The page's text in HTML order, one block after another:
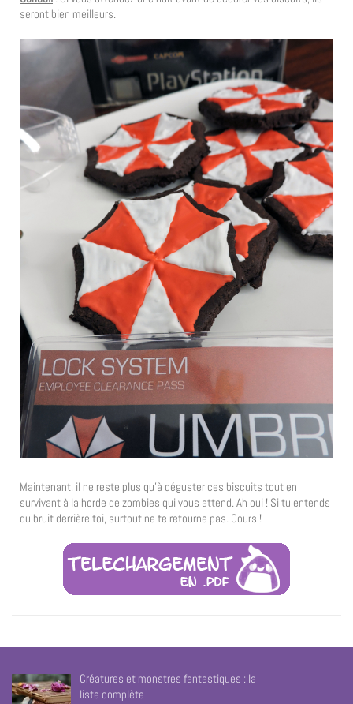
seront bien meilleurs.
Maintenant, il ne reste plus qu’à déguster ces biscuits tout en
survivant à la horde de zombies qui vous attend. Ah oui ! Si tu entends
du bruit derrière toi, surtout ne te retourne pas. Cours !
Créatures et monstres fantastiques : la
liste complète